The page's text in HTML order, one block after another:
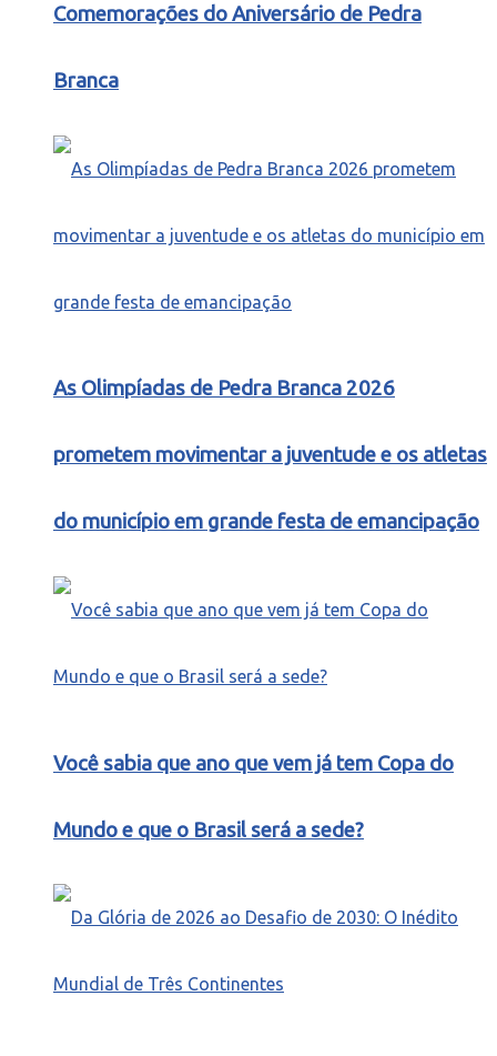
Comemorações do Aniversário de Pedra
Branca
As Olimpíadas de Pedra Branca 2026
prometem movimentar a juventude e os atletas
do município em grande festa de emancipação
Você sabia que ano que vem já tem Copa do
Mundo e que o Brasil será a sede?